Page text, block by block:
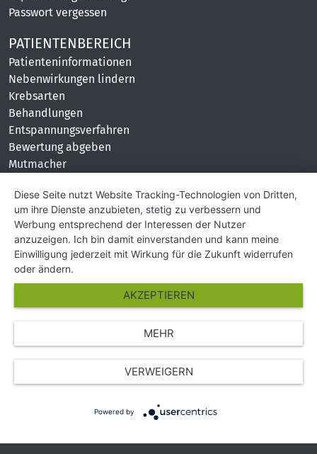
Passwort vergessen
PATIENTENBEREICH
Patienteninformationen
Nebenwirkungen lindern
Krebsarten
Behandlungen
Entspannungsverfahren
Bewertung abgeben
Mutmacher
KONTAKT
Impressum
Hilfe und Kontakt
Partner
Presse
Über Uns
© Copyright 2026 SGK Stärker gegen Krebs
Diese Seite nutzt Website Tracking-Technologien von Dritten,
um ihre Dienste anzubieten, stetig zu verbessern und
Werbung entsprechend der Interessen der Nutzer
anzuzeigen. Ich bin damit einverstanden und kann meine
Einwilligung jederzeit mit Wirkung für die Zukunft widerrufen
oder ändern.
VERWEIGERN
AKZEPTIEREN
MEHR
Powered by